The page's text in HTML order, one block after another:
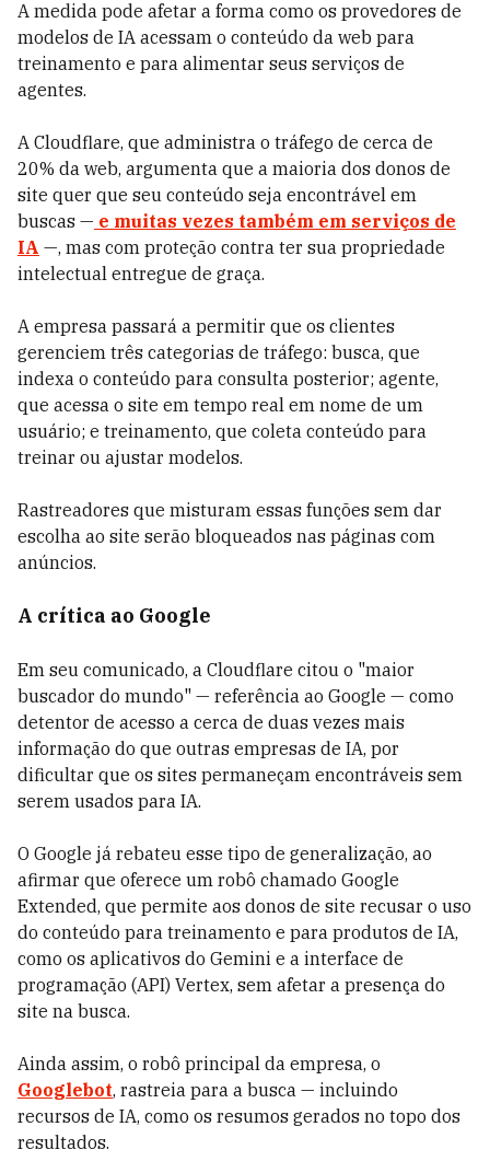
A medida pode afetar a forma como os provedores de
modelos de IA acessam o conteúdo da web para
treinamento e para alimentar seus serviços de
agentes.
A Cloudflare, que administra o tráfego de cerca de
20% da web, argumenta que a maioria dos donos de
site quer que seu conteúdo seja encontrável em
buscas — e muitas vezes também em serviços de
IA —, mas com proteção contra ter sua propriedade
intelectual entregue de graça.
A empresa passará a permitir que os clientes
gerenciem três categorias de tráfego: busca, que
indexa o conteúdo para consulta posterior; agente,
que acessa o site em tempo real em nome de um
usuário; e treinamento, que coleta conteúdo para
treinar ou ajustar modelos.
Rastreadores que misturam essas funções sem dar
escolha ao site serão bloqueados nas páginas com
anúncios.
A crítica ao Google
Em seu comunicado, a Cloudflare citou o "maior
buscador do mundo" — referência ao Google — como
detentor de acesso a cerca de duas vezes mais
informação do que outras empresas de IA, por
dificultar que os sites permaneçam encontráveis sem
serem usados para IA.
O Google já rebateu esse tipo de generalização, ao
afirmar que oferece um robô chamado Google
Extended, que permite aos donos de site recusar o uso
do conteúdo para treinamento e para produtos de IA,
como os aplicativos do Gemini e a interface de
programação (API) Vertex, sem afetar a presença do
site na busca.
Ainda assim, o robô principal da empresa, o
Googlebot, rastreia para a busca — incluindo
recursos de IA, como os resumos gerados no topo dos
resultados.